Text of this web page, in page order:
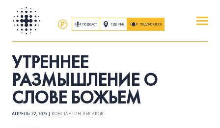
ПОДКАСТ ГДЕ МЫ? ПОДПИСАТЬСЯ
ПОВЕРИТЬ
ОБ ИИСУСЕ ХРИСТЕ
ПОСЕТИТЬ
КАК ПРОЕХАТЬ
УТРЕННЕЕ
РАЗМЫШЛЕНИЕ О
СЛОВЕ БОЖЬЕМ
АПРЕЛЬ 22, 2025 | КОНСТАНТИН ЛЫСАКОВ